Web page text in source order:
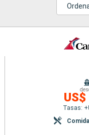
privada de la
divertirse.
Tasas: